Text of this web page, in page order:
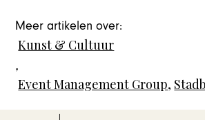
Meer artikelen over:
Kunst & Cultuur
,
Event Management Group,